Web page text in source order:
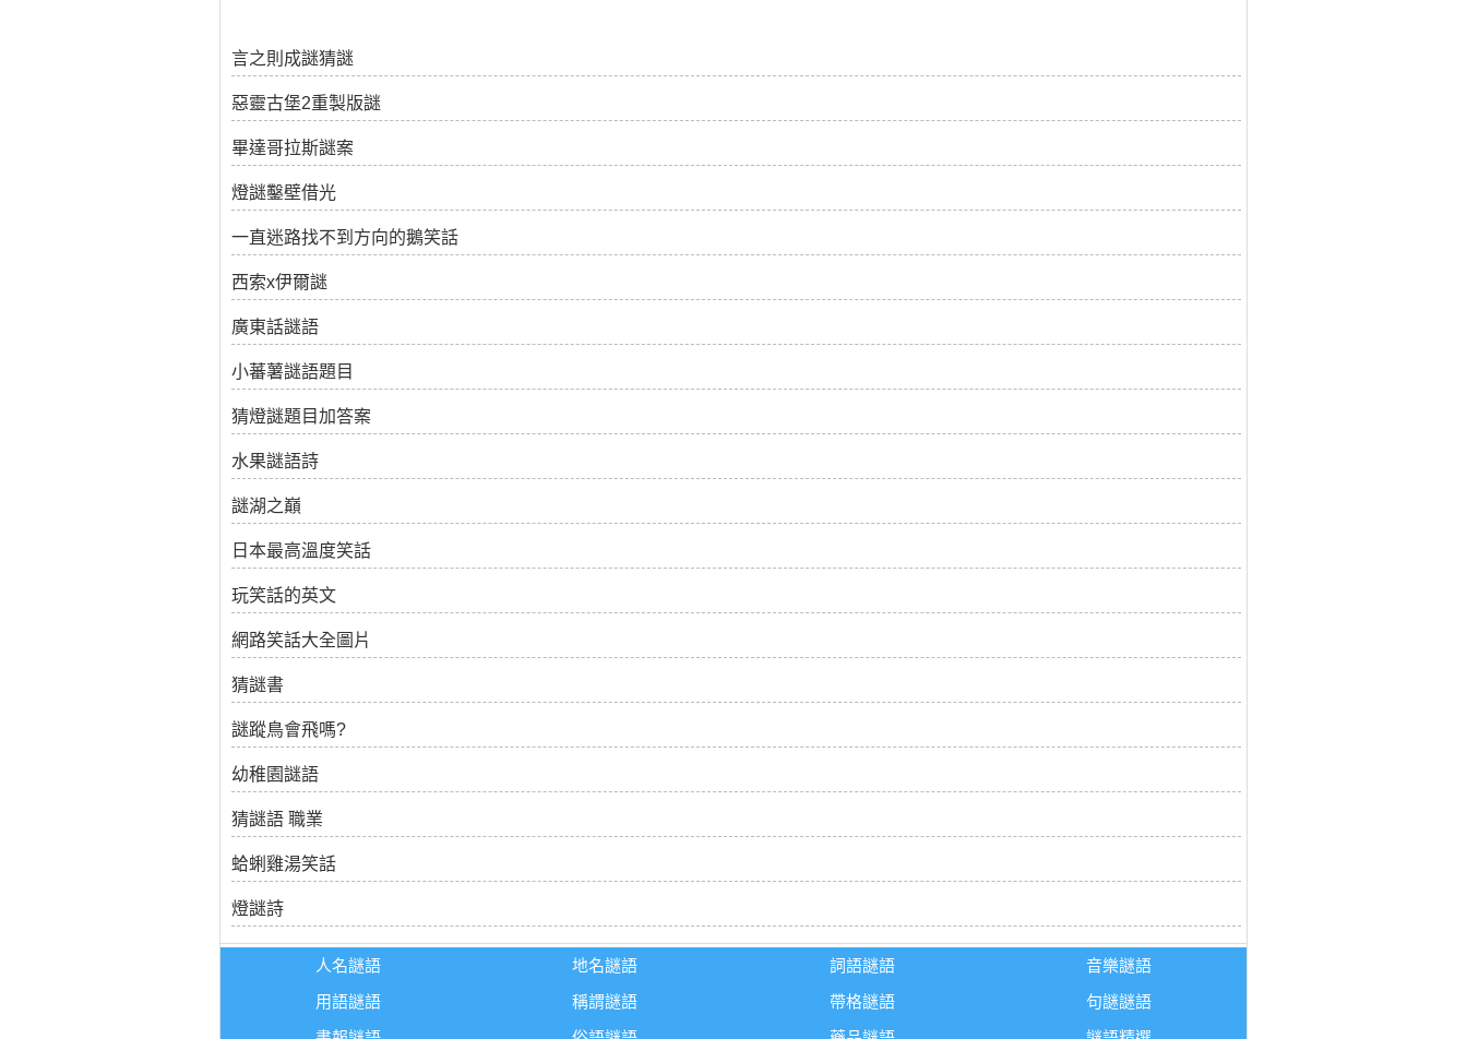
言之則成謎猜謎
惡靈古堡2重製版謎
畢達哥拉斯謎案
燈謎鑿壁借光
一直迷路找不到方向的鵝笑話
西索x伊爾謎
廣東話謎語
小蕃薯謎語題目
猜燈謎題目加答案
水果謎語詩
謎湖之巔
日本最高溫度笑話
玩笑話的英文
網路笑話大全圖片
猜謎書
謎蹤鳥會飛嗎?
幼稚園謎語
猜謎語 職業
蛤蜊雞湯笑話
燈謎詩
人名謎語 地名謎語 詞語謎語
音樂謎語
用語謎語
稱謂謎語 帶格謎語
句謎謎語